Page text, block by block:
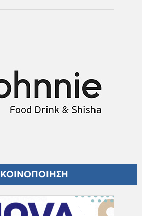
ΚΟΙΝΟΠΟΙΗΣΗ